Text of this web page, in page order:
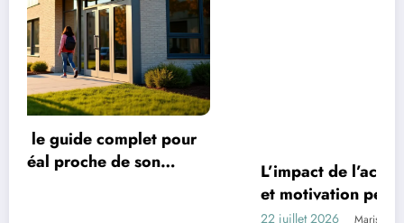
pour
L’impact de l’actualité sportive sur
et motivation personnelle